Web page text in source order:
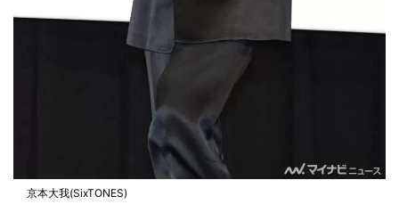
京本大我(SixTONES)